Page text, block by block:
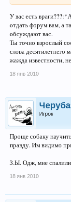
У вас есть
отдать форум вам, а
обсуждают вас.
Ты точно взрослый
слова десятилетнего
жажда известности,
18 янв 2010
Игрок
Проще собаку
правду. Им видимо
З.Ы. Одж, мне
18 янв 2010